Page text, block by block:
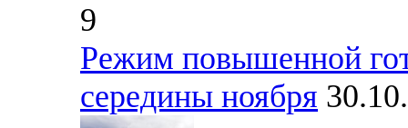
9
Режим повышенной
середины ноября